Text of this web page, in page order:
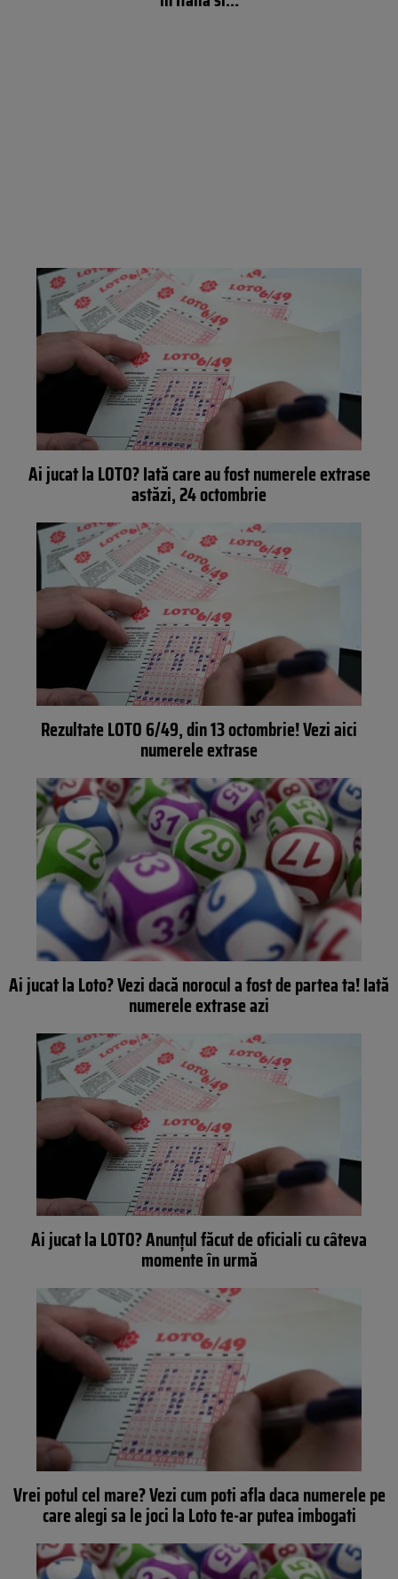
Ai jucat la LOTO? Iată care au fost numerele extrase
astăzi, 24 octombrie
Rezultate LOTO 6/49, din 13 octombrie! Vezi aici
numerele extrase
Ai jucat la Loto? Vezi dacă norocul a fost de partea ta! Iată
numerele extrase azi
Ai jucat la LOTO? Anunţul făcut de oficiali cu câteva
momente în urmă
Vrei potul cel mare? Vezi cum poti afla daca numerele pe
care alegi sa le joci la Loto te-ar putea imbogati